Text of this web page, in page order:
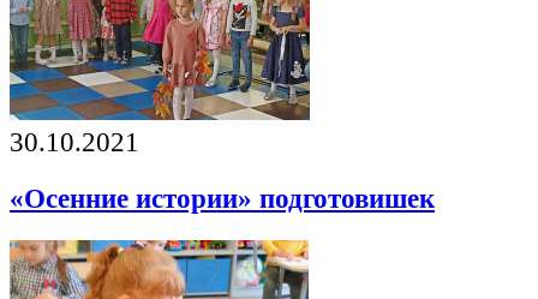
30.10.2021
«Осенние истории» подготовишек